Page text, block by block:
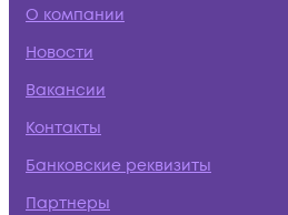
О компании
Новости
Вакансии
Контакты
Банковские реквизиты
Партнеры